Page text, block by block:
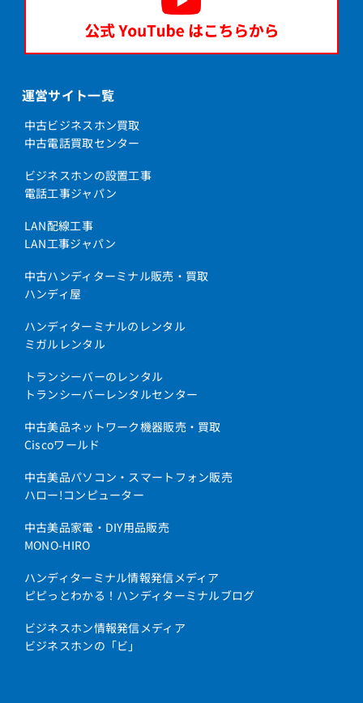
運営サイト一覧
中古ビジネスホン買取
中古電話買取センター
ビジネスホンの設置工事
電話工事ジャパン
LAN配線工事
LAN工事ジャパン
中古ハンディターミナル販売・買取
ハンディ屋
ハンディターミナルのレンタル
ミガルレンタル
トランシーバーのレンタル
トランシーバーレンタルセンター
中古美品ネットワーク機器販売・買取
Ciscoワールド
中古美品パソコン・スマートフォン販売
ハロー!コンピューター
中古美品家電・DIY用品販売
MONO-HIRO
ハンディターミナル情報発信メディア
ピピっとわかる！ハンディターミナルブログ
ビジネスホン情報発信メディア
ビジネスホンの「ビ」